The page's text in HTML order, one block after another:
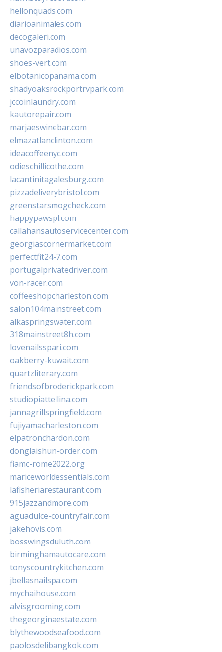
hellonquads.com
diarioanimales.com
decogaleri.com
unavozparadios.com
shoes-vert.com
elbotanicopanama.com
shadyoaksrockportrvpark.com
jccoinlaundry.com
kautorepair.com
marjaeswinebar.com
elmazatlanclinton.com
ideacoffeenyc.com
odieschillicothe.com
lacantinitagalesburg.com
pizzadeliverybristol.com
greenstarsmogcheck.com
happypawspl.com
callahansautoservicecenter.com
georgiascornermarket.com
perfectfit24-7.com
portugalprivatedriver.com
von-racer.com
coffeeshopcharleston.com
salon104mainstreet.com
alkaspringswater.com
318mainstreet8h.com
lovenailsspari.com
oakberry-kuwait.com
quartzliterary.com
friendsofbroderickpark.com
studiopiattellina.com
jannagrillspringfield.com
fujiyamacharleston.com
elpatronchardon.com
donglaishun-order.com
fiamc-rome2022.org
mariceworldessentials.com
lafisheriarestaurant.com
915jazzandmore.com
aguadulce-countryfair.com
jakehovis.com
bosswingsduluth.com
birminghamautocare.com
tonyscountrykitchen.com
jbellasnailspa.com
mychaihouse.com
alvisgrooming.com
thegeorginaestate.com
blythewoodseafood.com
paolosdelibangkok.com